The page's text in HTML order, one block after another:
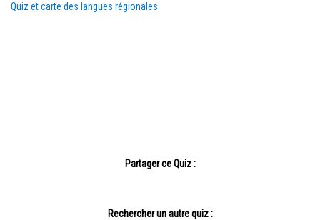
Quiz et carte des langues régionales
Partager ce Quiz :
Rechercher un autre quiz :